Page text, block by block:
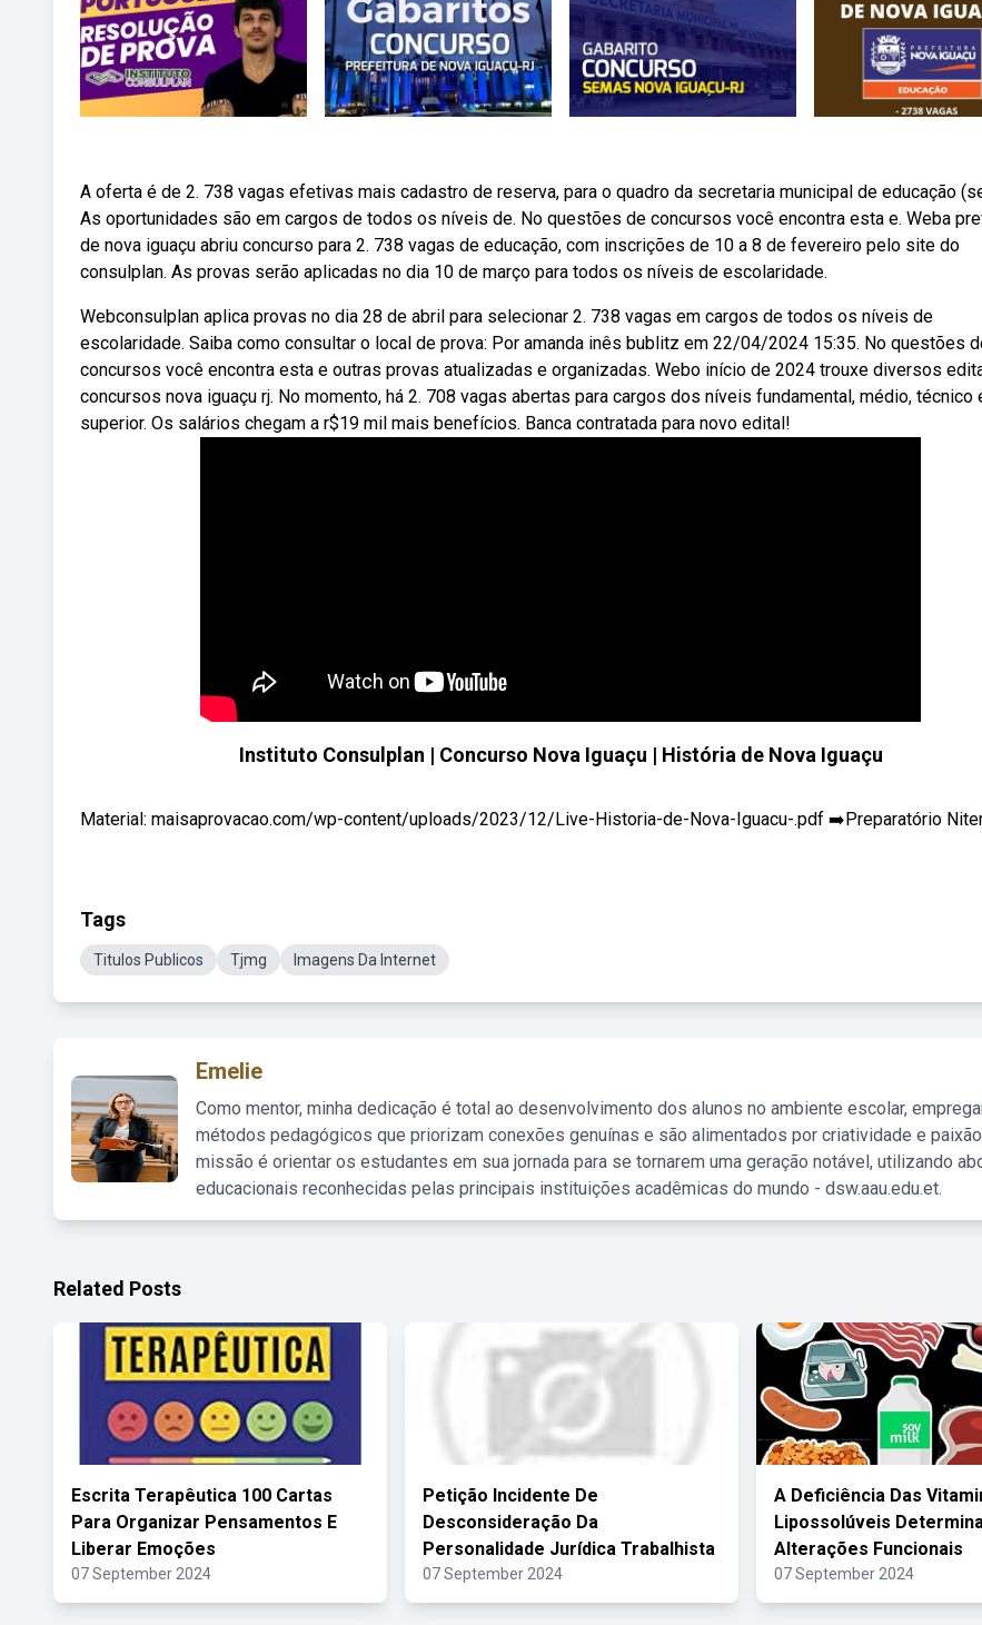
A oferta é de 2. 738 vagas efetivas mais cadastro de reserva, para o quadro da secretaria municipal de educação
As oportunidades são em cargos de todos os níveis de. No questões de concursos você encontra esta e. Weba
de nova iguaçu abriu concurso para 2. 738 vagas de educação, com inscrições de 10 a 8 de fevereiro pelo site do
consulplan. As provas serão aplicadas no dia 10 de março para todos os níveis de escolaridade.
Webconsulplan aplica provas no dia 28 de abril para selecionar 2. 738 vagas em cargos de todos os níveis de
escolaridade. Saiba como consultar o local de prova: Por amanda inês bublitz em 22/04/2024 15:35. No questões
concursos você encontra esta e outras provas atualizadas e organizadas. Webo início de 2024 trouxe diversos
concursos nova iguaçu rj. No momento, há 2. 708 vagas abertas para cargos dos níveis fundamental, médio, técnico
superior. Os salários chegam a r$19 mil mais benefícios. Banca contratada para novo edital!
Instituto Consulplan | Concurso Nova Iguaçu | História de Nova Iguaçu
Material: maisaprovacao.com/wp-content/uploads/2023/12/Live-Historia-de-Nova-Iguacu-.pdf ➡️Preparatório
Tags
Titulos Publicos Tjmg Imagens Da Internet
Emelie
Como mentor, minha dedicação é total ao desenvolvimento dos alunos no ambiente escolar,
métodos pedagógicos que priorizam conexões genuínas e são alimentados por criatividade e
missão é orientar os estudantes em sua jornada para se tornarem uma geração notável, utilizando
educacionais reconhecidas pelas principais instituições acadêmicas do mundo - dsw.aau.edu.et.
Related Posts
Escrita Terapêutica 100 Cartas
Para Organizar Pensamentos E
Liberar Emoções
07 September 2024
Petição Incidente De
Desconsideração Da
Personalidade Jurídica Trabalhista
07 September 2024
A Deficiência Das
Lipossolúveis
Alterações Funcionais
07 September 2024